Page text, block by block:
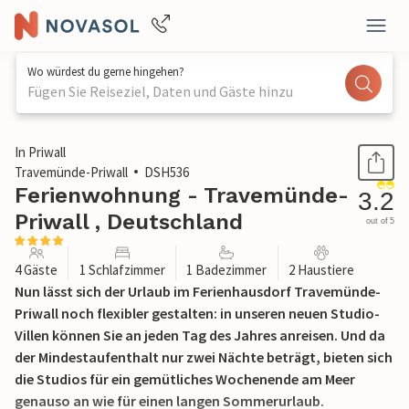
Wo würdest du gerne hingehen?
Fügen Sie Reiseziel, Daten und Gäste hinzu
1 / 22
In Priwall
Travemünde-Priwall
DSH536
Ferienwohnung - Travemünde-
Priwall , Deutschland
3.2
out of 5
4 Gäste 1 Schlafzimmer 1 Badezimmer 2 Haustiere
Nun lässt sich der Urlaub im Ferienhausdorf Travemünde-
Priwall noch flexibler gestalten: in unseren neuen Studio-
Villen können Sie an jeden Tag des Jahres anreisen. Und da
der Mindestaufenthalt nur zwei Nächte beträgt, bieten sich
die Studios für ein gemütliches Wochenende am Meer
genauso an wie für einen langen Sommerurlaub.